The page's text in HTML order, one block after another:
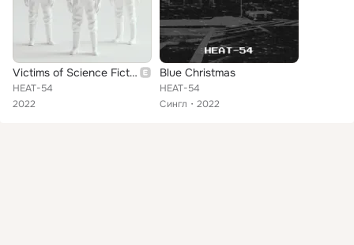
Victims of Science Fiction
HEAT-54
2022
Blue Christmas
HEAT-54
Сингл
2022